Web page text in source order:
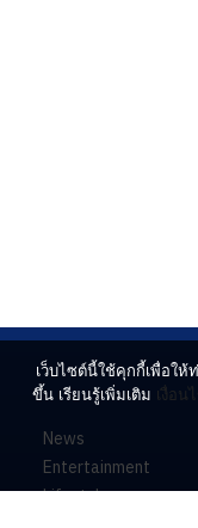
News
Entertainment
Lifestyle
เว็บไซต์นี้ใช้คุกกี้เพื่อให้
ขึ้น เรียนรู้เพิ่มเติม เงื่อน